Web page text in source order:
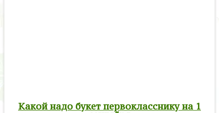
Какой надо букет первокласснику на 1